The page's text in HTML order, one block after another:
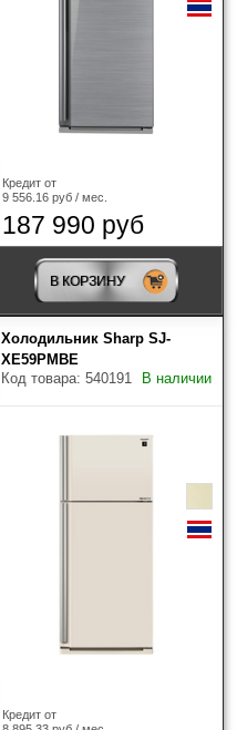
Кредит от
9 556.16 руб / мес.
187 990 руб
В КОРЗИНУ
Холодильник Sharp SJ-
XE59PMBE
Код товара: 540191
В наличии
Кредит от